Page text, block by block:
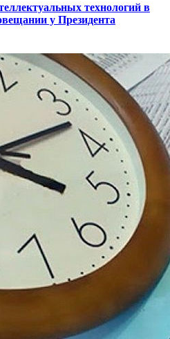
технологий в
у Президента